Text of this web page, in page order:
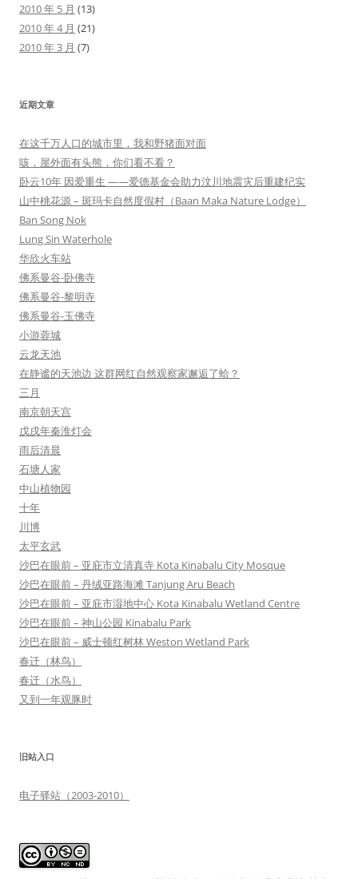
2010 年 5 月 (13)
2010 年 4 月 (21)
2010 年 3 月 (7)
近期文章
在这千万人口的城市里，我和野猪面对面
咳，屋外面有头熊，你们看不看？
卧云10年 因爱重生 ——爱德基金会助力汶川地震灾后重建纪实
山中桃花源 – 斑玛卡自然度假村（Baan Maka Nature Lodge）
Ban Song Nok
Lung Sin Waterhole
华欣火车站
佛系曼谷-卧佛寺
佛系曼谷-黎明寺
佛系曼谷-玉佛寺
小游蓉城
云龙天池
在静谧的天池边 这群网红自然观察家邂逅了蛤？
三月
南京朝天宫
戊戌年秦淮灯会
雨后清晨
石塘人家
中山植物园
十年
川博
太平玄武
沙巴在眼前 – 亚庇市立清真寺 Kota Kinabalu City Mosque
沙巴在眼前 – 丹绒亚路海滩 Tanjung Aru Beach
沙巴在眼前 – 亚庇市湿地中心 Kota Kinabalu Wetland Centre
沙巴在眼前 – 神山公园 Kinabalu Park
沙巴在眼前 – 威士顿红树林 Weston Wetland Park
春迁（林鸟）
春迁（水鸟）
又到一年观豚时
旧站入口
电子驿站（2003-2010）